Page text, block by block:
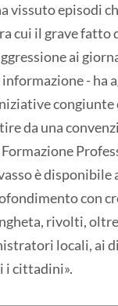
vissuto episodi
cui il grave fatto
ai
- ha
da una
è disponibile
con
rivolti,
locali, ai
i cittadini».